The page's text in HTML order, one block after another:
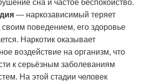
сна и частое беспокойство.
— наркозависимый теряет
своим поведением, его здоровье
Наркотик оказывает
воздействие на организм, что
к серьёзным заболеваниям
На этой стадии человек